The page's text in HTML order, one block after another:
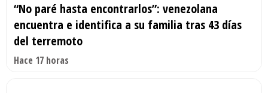
“No paré hasta encontrarlos”: venezolana
encuentra e identifica a su familia tras 43 días
del terremoto
Hace 17 horas